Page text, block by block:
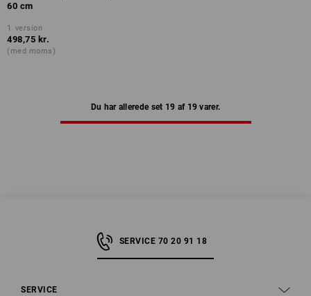
60 cm
1 version
498,75 kr.
(med moms)
Du har allerede set 19 af 19 varer.
SERVICE 70 20 91 18
SERVICE